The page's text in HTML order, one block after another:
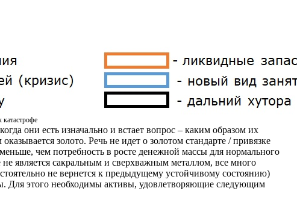
катастрофе
они есть изначально и встает вопрос – каким образом их
золото. Речь не идет о золотом стандарте / привязке
чем потребность в росте денежной массы для нормального
является сакральным и сверхважным металлом, все много
не вернется к предыдущему устойчивому состоянию)
Для этого необходимы активы, удовлетворяющие следующим